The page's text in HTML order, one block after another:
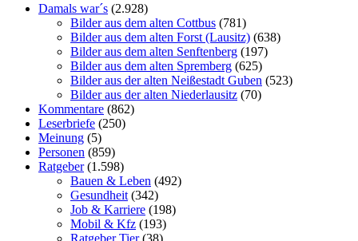
Damals war´s (2.928)
Bilder aus dem alten Cottbus (781)
Bilder aus dem alten Forst (Lausitz) (638)
Bilder aus dem alten Senftenberg (197)
Bilder aus dem alten Spremberg (625)
Bilder aus der alten Neißestadt Guben (523)
Bilder aus der alten Niederlausitz (70)
Kommentare (862)
Leserbriefe (250)
Meinung (5)
Personen (859)
Ratgeber(1.598)
Bauen & Leben (492)
Gesundheit (342)
Job & Karriere (198)
Mobil & Kfz (193)
Ratgeber Tier(38)